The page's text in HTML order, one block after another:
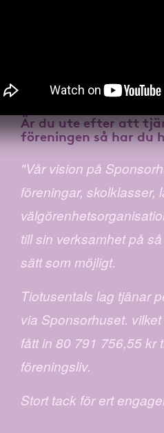
Är du ute efter att
föreningenså har du
"Vår vision på
föreningar, skolklasser,
till sin verksamhet på
sätt som möjligt.
Tiotusentals lag tjänar
via Sponsorhuset.
fått in 80 791 756,55 kr
föreningsliv.
Stort tack för ert